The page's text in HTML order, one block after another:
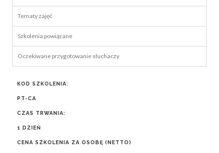
Tematy zajęć
Szkolenia powiązane
Oczekiwane przygotowanie słuchaczy
KOD SZKOLENIA:
PT-CA
CZAS TRWANIA:
1 DZIEŃ
CENA SZKOLENIA ZA OSOBĘ (NETTO)